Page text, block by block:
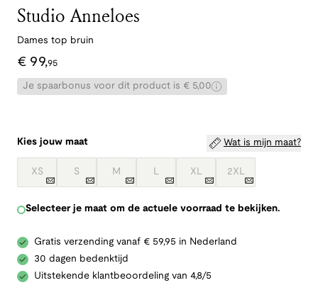
Studio Anneloes
Dames top bruin
€ 99,95
Je spaarbonus voor dit product is € 5,00
Kies jouw maat Wat is mijn maat?
XS S M L XL 2XL
Selecteer je maat om de actuele voorraad te bekijken.
Gratis verzending vanaf € 59,95 in Nederland
30 dagen bedenktijd
Uitstekende klantbeoordeling van 4,8/5